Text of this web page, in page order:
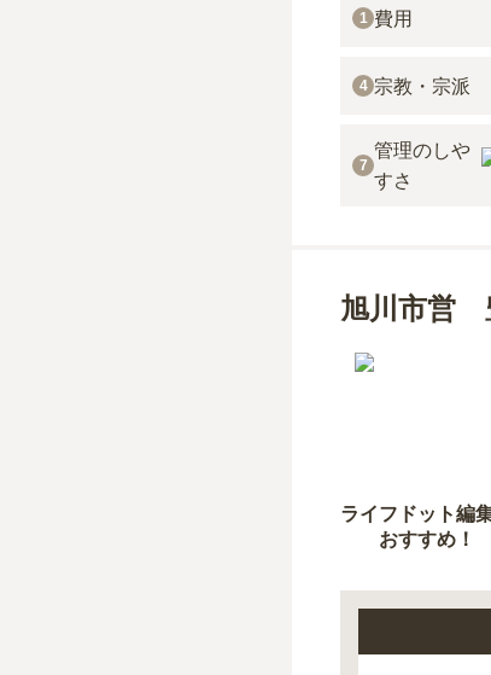
1 費用
4 宗教・宗派
7
管理のしや
すさ
旭川市営
ライフドット編
おすすめ！